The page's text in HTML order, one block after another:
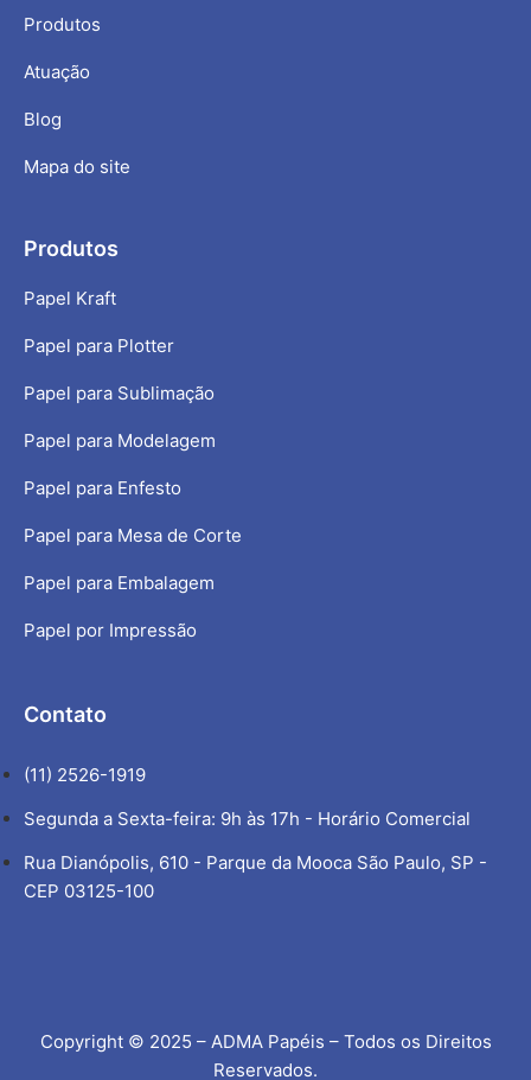
Produtos
Atuação
Blog
Mapa do site
Produtos
Papel Kraft
Papel para Plotter
Papel para Sublimação
Papel para Modelagem
Papel para Enfesto
Papel para Mesa de Corte
Papel para Embalagem
Papel por Impressão
Contato
(11) 2526-1919
Segunda a Sexta-feira: 9h às 17h - Horário Comercial
Rua Dianópolis, 610 - Parque da Mooca São Paulo, SP -
CEP 03125-100
Copyright © 2025 – ADMA Papéis – Todos os Direitos
Reservados.